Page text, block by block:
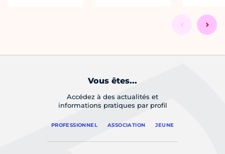
Vous êtes...
Accédez à des actualités et
informations pratiques par profil
PROFESSIONNEL ASSOCIATION JEUNE